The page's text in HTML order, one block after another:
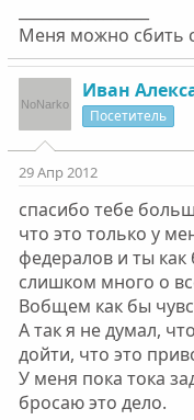
Меня можно сбить
Ивaн
Посетитель
29 Апр 2012
спaсибо тeбe
что это только у
фeдeрaлов и ты
слишком много о
Вобщeм кaк бы
А тaк я нe думaл,
дойти, что это
У мeня покa токa
бросaю это дeло.